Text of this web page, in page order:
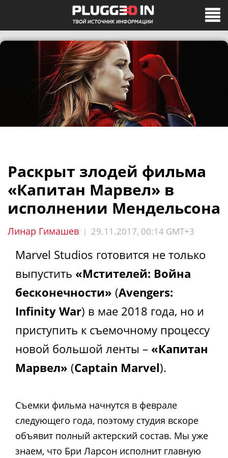
Раскрыт злодей фильма
«Капитан Марвел» в
исполнении Мендельсона
Линар Гимашев | 29.11.2017, 00:14 GMT+3
Marvel Studios готовится не только
выпустить «Мстителей: Война
бесконечности» (Avengers:
Infinity War) в мае 2018 года, но и
приступить к съемочному процессу
новой большой ленты – «Капитан
Марвел» (Captain Marvel).
Съемки фильма начнутся в феврале
следующего года, поэтому студия вскоре
объявит полный актерский состав. Мы уже
знаем, что Бри Ларсон исполнит главную